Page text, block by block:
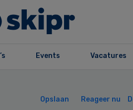
Events Vacatures
Opslaan Reageer nu